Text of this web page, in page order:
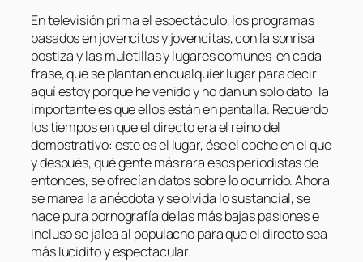
En televisión prima el espectáculo, los programas
basados en jovencitos y jovencitas, con la sonrisa
postiza y las muletillas y lugares comunes en cada
frase, que se plantan en cualquier lugar para decir
aquí estoy porque he venidoy no dan un solo dato: la
importante es que ellos están en pantalla. Recuerdo
los tiempos en que el directo era el reino del
demostrativo: este es el lugar, ése el coche en el que
y después, qué gente más rara esos periodistas de
entonces, se ofrecían datos sobre lo ocurrido. Ahora
se marea la anécdota y se olvida lo sustancial, se
hace pura pornografía de las más bajas pasiones e
incluso se jalea al populacho para que el directo sea
más lucidito y espectacular.